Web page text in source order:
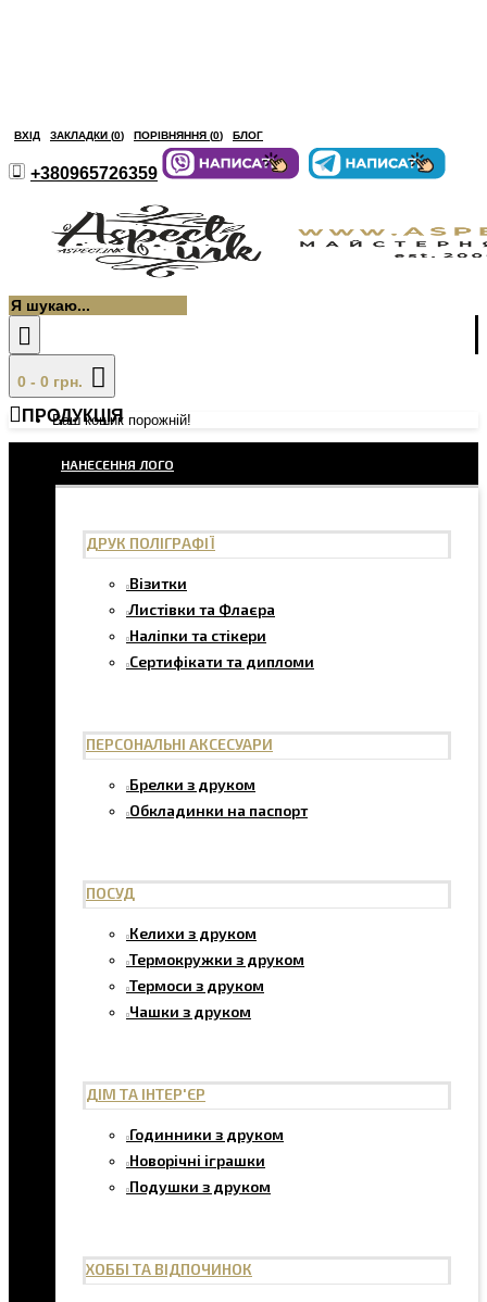
ВХІД ЗАКЛАДКИ (0) ПОРІВНЯННЯ (0) БЛОГ
+380965726359
0 - 0 грн.
Ваш кошик порожній!
ПРОДУКЦІЯ
НАНЕСЕННЯ ЛОГО
ДРУК ПОЛІГРАФІЇ
Візитки
Листівки та Флаєра
Наліпки та стікери
Сертифікати та дипломи
ПЕРСОНАЛЬНІ АКСЕСУАРИ
Брелки з друком
Обкладинки на паспорт
ПОСУД
Келихи з друком
Термокружки з друком
Термоси з друком
Чашки з друком
ДІМ ТА ІНТЕР'ЄР
Годинники з друком
Новорічні іграшки
Подушки з друком
ХОББІ ТА ВІДПОЧИНОК